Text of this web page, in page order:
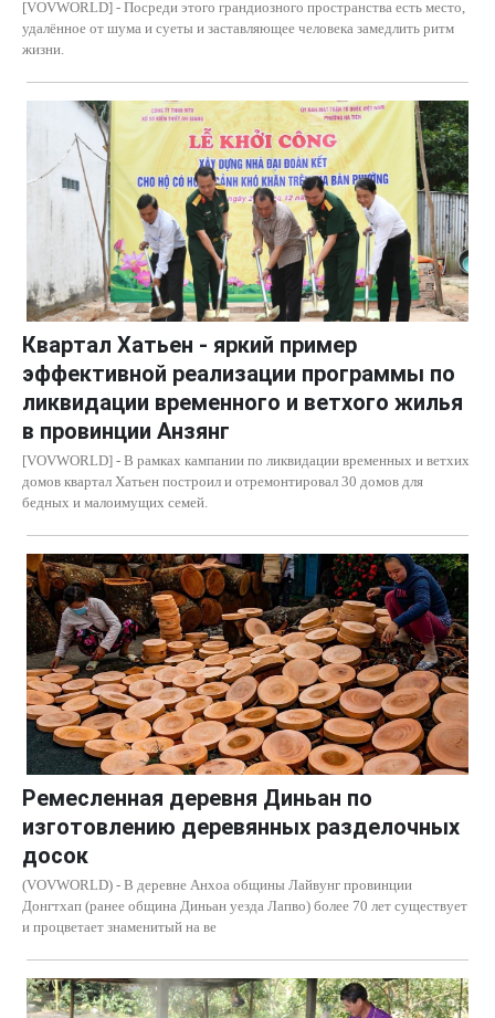
[VOVWORLD] - Посреди этого грандиозного пространства есть место,
удалённое от шума и суеты и заставляющее человека замедлить ритм
жизни.
Квартал Хатьен - яркий пример
эффективной реализации программы по
ликвидации временного и ветхого жилья
в провинции Анзянг
[VOVWORLD] - В рамках кампании по ликвидации временных и ветхих
домов квартал Хатьен построил и отремонтировал 30 домов для
бедных и малоимущих семей.
Ремесленная деревня Диньан по
изготовлению деревянных разделочных
досок
(VOVWORLD) - В деревне Анхоа общины Лайвунг провинции
Донгтхап (ранее община Диньан уезда Лапво) более 70 лет существует
и процветает знаменитый на ве